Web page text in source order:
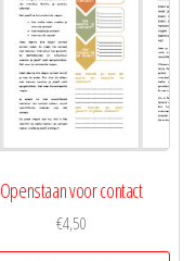
Openstaan voor contact
€4,50